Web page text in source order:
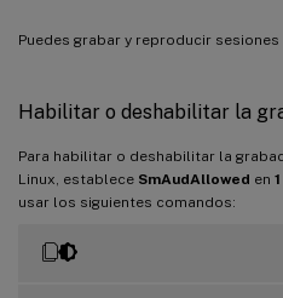
Puedes grabar y reproducir sesiones
Habilitar o deshabilitar la
Para habilitar o deshabilitar la
Linux, establece SmAudAllowed en 1
usar los siguientes comandos: